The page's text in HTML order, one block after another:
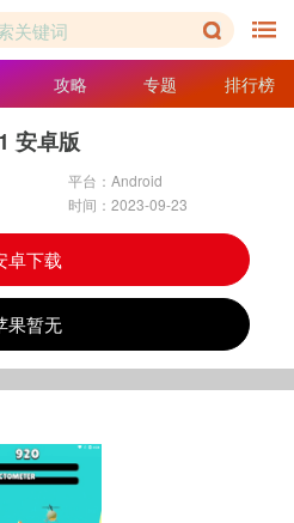
攻略 专题 排行榜
安卓版
平台：Android
时间：2023-09-23
卓下载
果暂无